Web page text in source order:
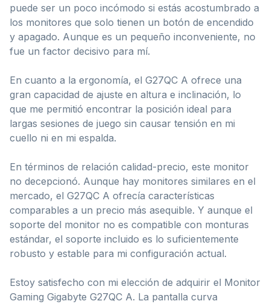
puede ser un poco incómodo si estás acostumbrado a
los monitores que solo tienen un botón de encendido
y apagado. Aunque es un pequeño inconveniente, no
fue un factor decisivo para mí.
En cuanto a la ergonomía, el G27QC A ofrece una
gran capacidad de ajuste en altura e inclinación, lo
que me permitió encontrar la posición ideal para
largas sesiones de juego sin causar tensión en mi
cuello ni en mi espalda.
En términos de relación calidad-precio, este monitor
no decepcionó. Aunque hay monitores similares en el
mercado, el G27QC A ofrecía características
comparables a un precio más asequible. Y aunque el
soporte del monitor no es compatible con monturas
estándar, el soporte incluido es lo suficientemente
robusto y estable para mi configuración actual.
Estoy satisfecho con mi elección de adquirir el Monitor
Gaming Gigabyte G27QC A. La pantalla curva